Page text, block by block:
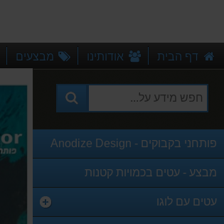
דף הבית אודותינו מבצעים
פותחני בקבוקים - Anodize Design
מבצע - עטים בכמויות קטנות
עטים עם לוגו